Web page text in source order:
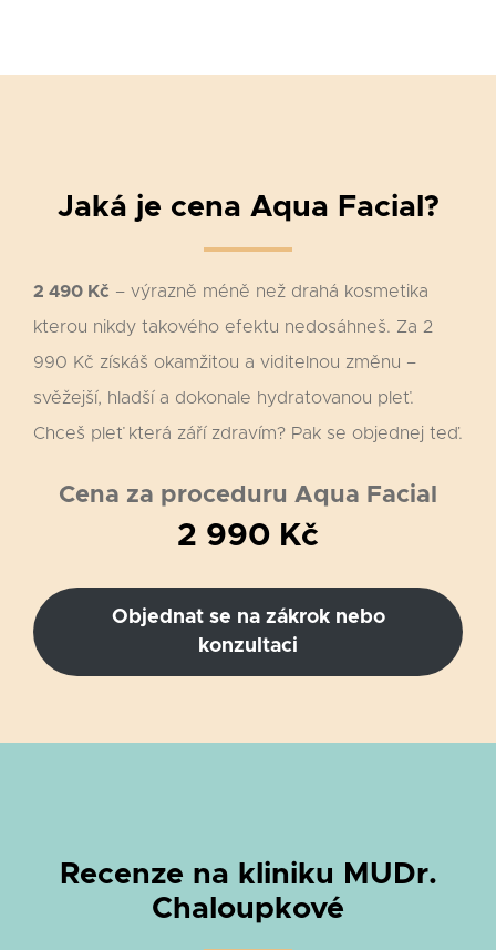
Jaká je cena Aqua Facial?
2 490 Kč – výrazně méně než drahá kosmetika
kterou nikdy takového efektu nedosáhneš. Za 2
990 Kč získáš okamžitou a viditelnou změnu –
svěžejší, hladší a dokonale hydratovanou pleť.
Chceš pleť která září zdravím? Pak se objednej teď.
Cena za proceduru Aqua Facial
2 990 Kč
Objednat se na zákrok nebo
konzultaci
Recenze na kliniku MUDr.
Chaloupkové